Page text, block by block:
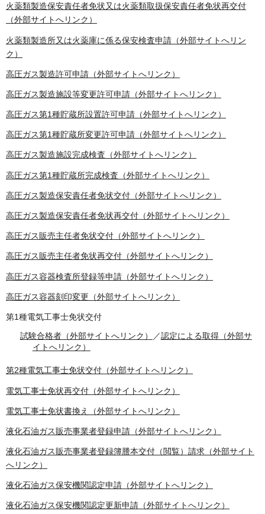
火薬類製造保安責任者免状又は火薬類取扱保安責任者免状再交付
（外部サイトへリンク）
火薬類製造所又は火薬庫に係る保安検査申請（外部サイトへリン
ク）
高圧ガス製造許可申請（外部サイトへリンク）
高圧ガス製造施設等変更許可申請（外部サイトへリンク）
高圧ガス第1種貯蔵所設置許可申請（外部サイトへリンク）
高圧ガス第1種貯蔵所変更許可申請（外部サイトへリンク）
高圧ガス製造施設完成検査（外部サイトへリンク）
高圧ガス第1種貯蔵所完成検査（外部サイトへリンク）
高圧ガス製造保安責任者免状交付（外部サイトへリンク）
高圧ガス製造保安責任者免状再交付（外部サイトへリンク）
高圧ガス販売主任者免状交付（外部サイトへリンク）
高圧ガス販売主任者免状再交付（外部サイトへリンク）
高圧ガス容器検査所登録等申請（外部サイトへリンク）
高圧ガス容器刻印変更（外部サイトへリンク）
第1種電気工事士免状交付
試験合格者（外部サイトへリンク） ／認定による取得（外部サ
イトへリンク）
第2種電気工事士免状交付（外部サイトへリンク）
電気工事士免状再交付（外部サイトへリンク）
電気工事士免状書換え（外部サイトへリンク）
液化石油ガス販売事業者登録申請（外部サイトへリンク）
液化石油ガス販売事業者登録簿謄本交付（閲覧）請求（外部サイト
へリンク）
液化石油ガス保安機関認定申請（外部サイトへリンク）
液化石油ガス保安機関認定更新申請（外部サイトへリンク）